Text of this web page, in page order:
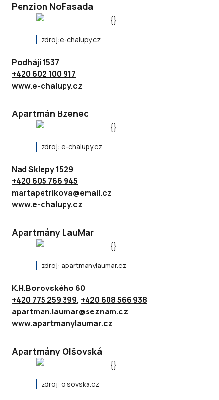
Penzion NoFasada
zdroj:e-chalupy.cz
Podhájí 1537
+420 602 100 917
www.e-chalupy.cz
Apartmán Bzenec
zdroj: e-chalupy.cz
Nad Sklepy 1529
+420 605 766 945
martapetrikova@email.cz
www.e-chalupy.cz
Apartmány LauMar
zdroj: apartmanylaumar.cz
K.H.Borovského 60
+420 775 259 399, +420 608 566 938
apartman.laumar@seznam.cz
www.apartmanylaumar.cz
Apartmány Olšovská
zdroj: olsovska.cz